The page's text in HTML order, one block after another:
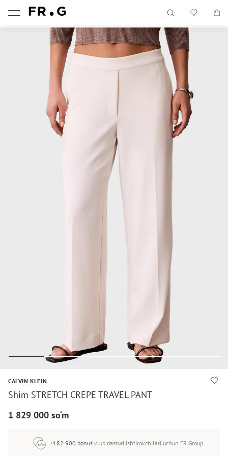
CALVIN KLEIN
Shim STRETCH CREPE TRAVEL PANT
1 829 000 so‘m
+182 900 bonus klub dasturi ishtirokchilari uchun FR Group